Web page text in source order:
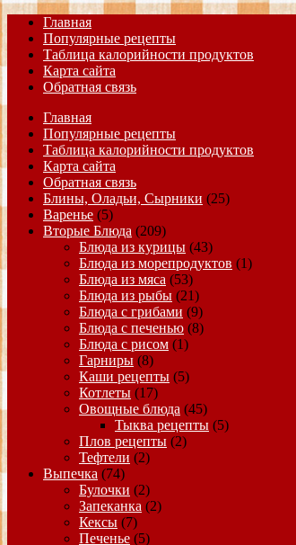
Главная
Популярные рецепты
Таблица калорийности продуктов
Карта сайта
Обратная связь
Главная
Популярные рецепты
Таблица калорийности продуктов
Карта сайта
Обратная связь
Блины, Оладьи, Сырники (25)
Варенье (5)
Вторые Блюда (209)
Блюда из курицы (43)
Блюда из морепродуктов (1)
Блюда из мяса (53)
Блюда из рыбы (21)
Блюда с грибами (9)
Блюда с печенью (8)
Блюда с рисом (1)
Гарниры (8)
Каши рецепты (5)
Котлеты (17)
Овощные блюда (45)
Тыква рецепты (5)
Плов рецепты (2)
Тефтели (2)
Выпечка (74)
Булочки (2)
Запеканка (2)
Кексы (7)
Печенье (5)